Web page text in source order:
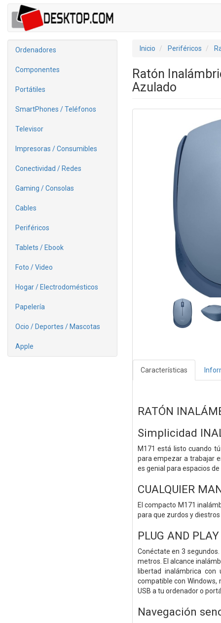
Ordenadores
Componentes
Portátiles
SmartPhones / Teléfonos
Televisor
Impresoras / Consumibles
Conectividad / Redes
Gaming / Consolas
Cables
Periféricos
Tablets / Ebook
Foto / Video
Hogar / Electrodomésticos
Papelería
Ocio / Deportes / Mascotas
Apple
Inicio Periféricos
Ratón
Azulado
Características
RATÓN
Simplicidad
M171 está listo cuando
para empezar a trabajar
es genial para espacios
CUALQUIER
El compacto M171
para que zurdos y
PLUG AND
Conéctate en 3
metros. El alcance
libertad inalámbrica
compatible con Windows,
USB a tu ordenador o
Navegación